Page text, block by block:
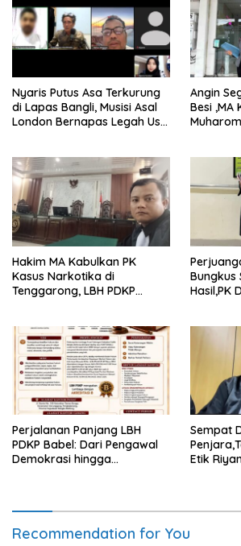
Nyaris Putus Asa Terkurung
di Lapas Bangli, Musisi Asal
London Bernapas Legah Usai
Angin
Besi ,MA
Hakim MA Kabulkan PK
Kasus Narkotika di
Tenggarong, LBH PDKP
Berkeadilan
Bungkus
Hasil,PK
Perjalanan Panjang LBH
PDKP Babel: Dari Pengawal
Demokrasi hingga
Sempat
Etik
Recommendation for You